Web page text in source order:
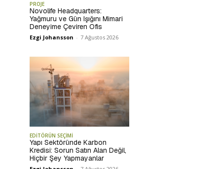
PROJE
Novolife Headquarters:
Yağmuru ve Gün Işığını Mimari
Deneyime Çeviren Ofis
Ezgi Johansson - 7 Ağustos 2026
EDİTÖRÜN SEÇİMİ
Yapı Sektöründe Karbon
Kredisi: Sorun Satın Alan Değil,
Hiçbir Şey Yapmayanlar